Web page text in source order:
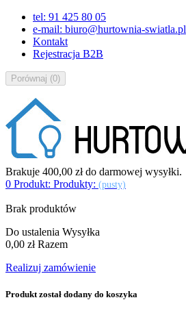
tel: 91 425 80 05
e-mail: biuro@hurtownia-swiatla.pl
Kontakt
Rejestracja B2B
Porównaj (0)
Brakuje 400,00 złdo darmowej wysyłki.
0 Produkt: Produkty: (pusty)
Brak produktów
Do ustalenia Wysyłka
0,00 zł Razem
Realizuj zamówienie
Produkt został dodany do koszyka